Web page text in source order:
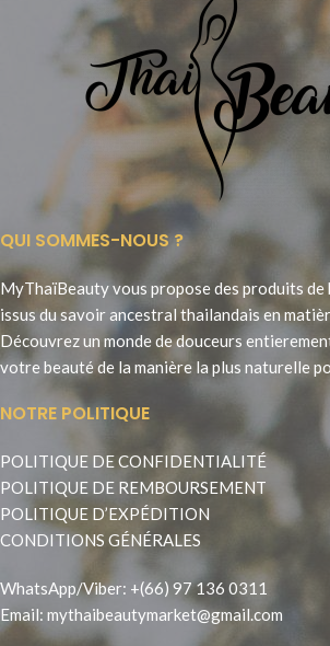
QUI SOMMES-NOUS ?
MyThaïBeauty vous propose des produits
issus du savoir ancestral thailandais en
Découvrez un monde de douceurs
votre beauté de la manière la plus naturelle
NOTRE POLITIQUE
POLITIQUE DE CONFIDENTIALITÉ
POLITIQUE DE REMBOURSEMENT
POLITIQUE D’EXPÉDITION
CONDITIONS GÉNÉRALES
WhatsApp/Viber: +(66) 97 136 0311
Email: mythaibeautymarket@gmail.com